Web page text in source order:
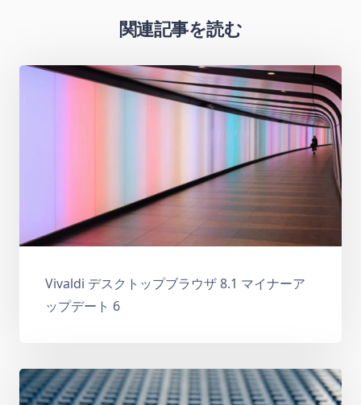
関連記事を読む
Vivaldi デスクトップブラウザ 8.1 マイナーア
ップデート 6